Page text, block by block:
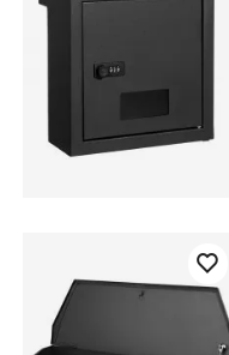
cassetti estraibili per
cassetti a muro in